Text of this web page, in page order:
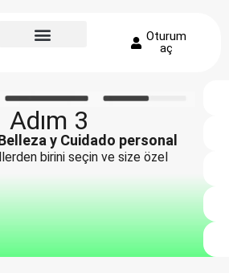
Oturum
aç
Adım 3
y Cuidado personal
birini seçin ve size özel